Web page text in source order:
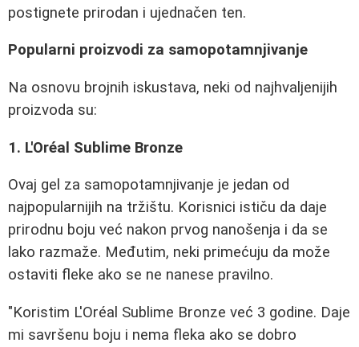
postignete prirodan i ujednačen ten.
Popularni proizvodi za samopotamnjivanje
Na osnovu brojnih iskustava, neki od najhvaljenijih
proizvoda su:
1. L'Oréal Sublime Bronze
Ovaj gel za samopotamnjivanje je jedan od
najpopularnijih na tržištu. Korisnici ističu da daje
prirodnu boju već nakon prvog nanošenja i da se
lako razmaže. Međutim, neki primećuju da može
ostaviti fleke ako se ne nanese pravilno.
"Koristim L'Oréal Sublime Bronze već 3 godine. Daje
mi savršenu boju i nema fleka ako se dobro